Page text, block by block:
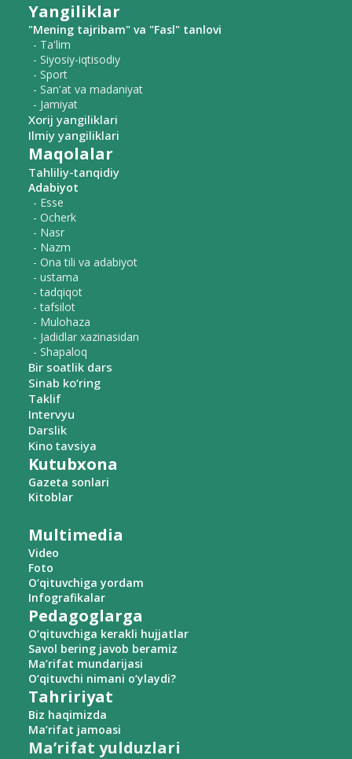
Yangiliklar
"Mening tajribam" va "Fasl" tanlovi
- Ta'lim
- Siyosiy-iqtisodiy
- Sport
- San'at va madaniyat
- Jamiyat
Xorij yangiliklari
Ilmiy yangiliklari
Maqolalar
Tahliliy-tanqidiy
Adabiyot
- Esse
- Ocherk
- Nasr
- Nazm
- Ona tili va adabiyot
- ustama
- tadqiqot
- tafsilot
- Mulohaza
- Jadidlar xazinasidan
- Shapaloq
Bir soatlik dars
Sinab ko‘ring
Taklif
Intervyu
Darslik
Kino tavsiya
Kutubxona
Gazeta sonlari
Kitoblar
Multimedia
Video
Foto
O‘qituvchiga yordam
Infografikalar
Pedagoglarga
O‘qituvchiga kerakli hujjatlar
Savol bering javob beramiz
Ma’rifat mundarijasi
O‘qituvchi nimani o‘ylaydi?
Tahririyat
Biz haqimizda
Ma’rifat jamoasi
Ma’rifat yulduzlari